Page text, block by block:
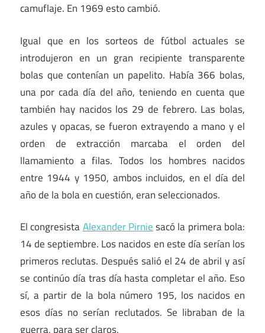
camuflaje. En 1969 esto cambió.
Igual que en los sorteos de fútbol actuales se
introdujeron en un gran recipiente transparente
bolas que contenían un papelito. Había 366 bolas,
una por cada día del año, teniendo en cuenta que
también hay nacidos los 29 de febrero. Las bolas,
azules y opacas, se fueron extrayendo a mano y el
orden de extracción marcaba el orden del
llamamiento a filas. Todos los hombres nacidos
entre 1944 y 1950, ambos incluidos, en el día del
año de la bola en cuestión, eran seleccionados.
El congresistaAlexander Pirniesacó la primera bola:
14 de septiembre. Los nacidos en este día serían los
primeros reclutas. Después salió el 24 de abril y así
se continúo día tras día hasta completar el año. Eso
sí, a partir de la bola número 195, los nacidos en
esos días no serían reclutados. Se libraban de la
guerra, para ser claros.